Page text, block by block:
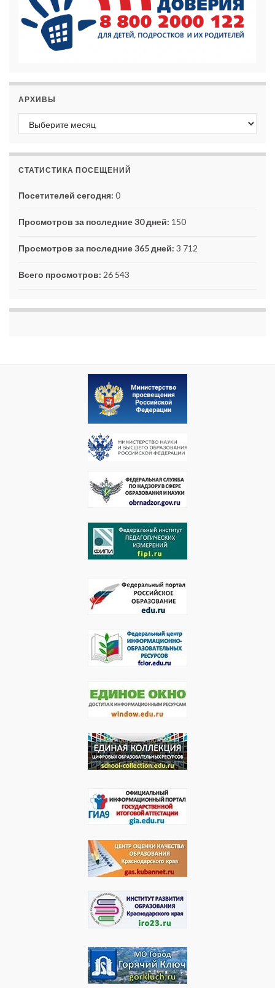
АРХИВЫ
Архивы
СТАТИСТИКА ПОСЕЩЕНИЙ
Посетителей сегодня: 0
Просмотров за последние 30 дней: 150
Просмотров за последние 365 дней: 3 712
Всего просмотров: 26 543